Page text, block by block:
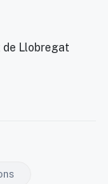
de Llobregat